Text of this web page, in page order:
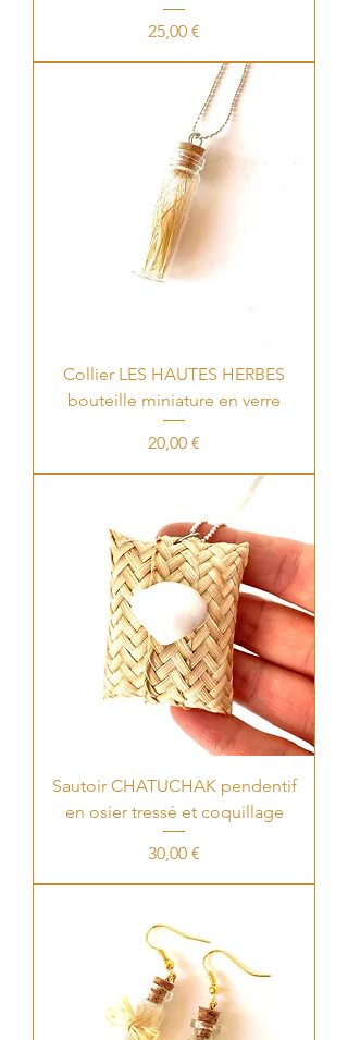
Price
25,00 €
Collier LES HAUTES HERBES
bouteille miniature en verre
Price
20,00 €
Sautoir CHATUCHAK pendentif
en osier tressé et coquillage
Price
30,00 €